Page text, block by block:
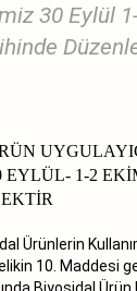
30 Eylül
EYLÜL- 1-2
Ürünlerin
10. Maddesi